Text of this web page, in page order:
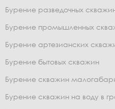
Бурение разведочных
Бурение промышленных
Бурение артезианских
Бурение бытовых скважин
Бурение скважин
Бурение скважин на воду в